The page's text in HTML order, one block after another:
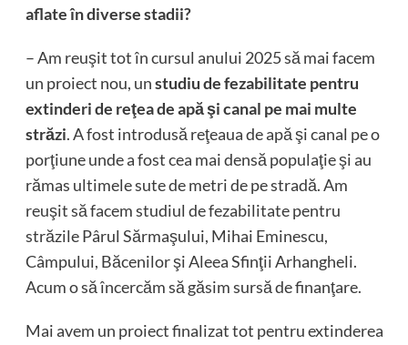
aflate în diverse stadii?
– Am reuşit tot în cursul anului 2025 să mai facem
un proiect nou, unstudiu de fezabilitate pentru
extinderi de reţea de apă şi canal pe mai multe
străzi. A fost introdusă reţeaua de apă şi canal pe o
porţiune unde a fost cea mai densă populaţie şi au
rămas ultimele sute de metri de pe stradă. Am
reuşit să facem studiul de fezabilitate pentru
străzile Pârul Sărmaşului, Mihai Eminescu,
Câmpului, Băcenilor şi Aleea Sfinţii Arhangheli.
Acum o să încercăm să găsim sursă de finanţare.
Mai avem un proiect finalizat tot pentru extinderea